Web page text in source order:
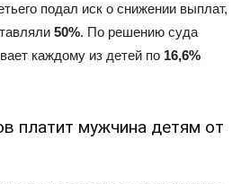
подал иск о снижении выплат,
50%. По решению суда
каждому из детей по 16,6%
платит мужчина детям от